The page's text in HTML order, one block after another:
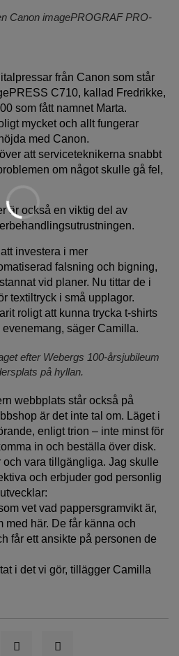
Canon imagePROGRAF PRO-
från Canon som står
C710, kallad Fredrikke,
som fått namnet Marta.
mycket och allt fungerar
med Canon.
att serviceteknikerna snabbt
om något skulle gå fel,
är också en viktig del av
investera i mer
falsning och bigning,
vid planer. Nu tittar de i
textiltryck i små upplagor.
roligt att kunna trycka t-shirts
säger Camilla.
efter Webergs 100-årsjubileum
på hyllan.
webbplats står också på
är det inte tal om. Läget i
enligt trion – inte minst för
in och beställa över disk.
vara tillgängliga. Jag skulle
och erbjuder god personlig
vet vad pappersgramvikt är,
med här. De får känna och
får ett ansikte på personen de
i det vi gör, tillägger Camilla